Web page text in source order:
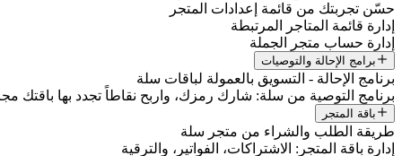
حسّن تجربتك من قائمة إعدادات المتجر
إدارة قائمة المتاجر المرتبطة
إدارة حساب متجر الجملة
برامج الإحالة والتوصيات
برنامج الإحالة - التسويق بالعمولة لباقات سلة
برنامج التوصية من سلة: شارك رمزك، واربح نقاطاً تجدد بها باقتك
باقة المتجر
طريقة الطلب والشراء من متجر سلة
إدارة باقة المتجر: الاشتراكات، الفواتير، والترقية